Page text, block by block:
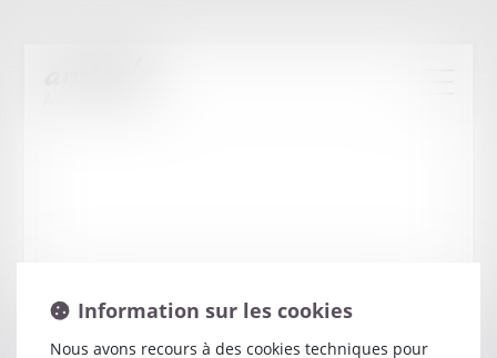
Information sur les cookies
Nous avons recours à des cookies techniques pour